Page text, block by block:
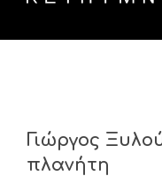
Γιώργος
πλανήτη